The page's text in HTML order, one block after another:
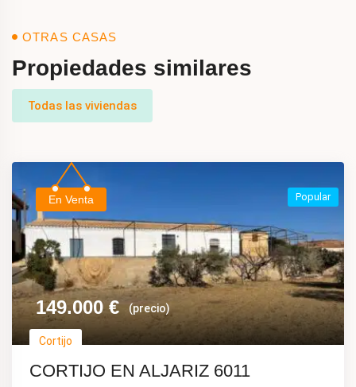
OTRAS CASAS
Propiedades similares
Todas las viviendas
En Venta
149.000€ (precio)
Cortijo
CORTIJO EN ALJARIZ 6011
Popular